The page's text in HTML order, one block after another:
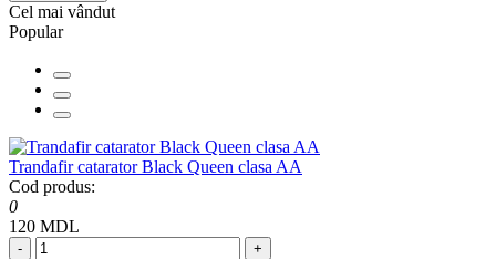
Cel mai vândut
Popular
Trandafir catarator Black Queen clasa AA
Cod produs:
0
120 MDL
-
+